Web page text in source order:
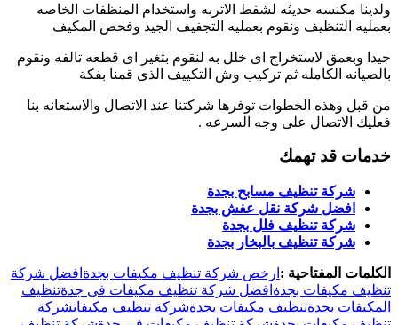
ولدينا مكنسه حديثه لشفط الاتربه واستخدام المنظفات الخاصه
بعمليه التنظيف ونقوم بعمليه التجفيف الجيد وفحص المكيف
جيدا وبعمق لاستخراج اى خلل به لنقوم بتغير اى قطعه تالفه ونقوم
بالصيانه الكامله ثم تركيب وش التكييف الذى قمنا بفكة
من قبل وهذه الخطوات توفرها شركتنا عند الاتصال والاستعانه بنا
فعليك الاتصال على وجه السرعه .
خدمات قد تهمك
شركة تنظيف مسابح بجدة
افضل شركة نقل عفش بجدة
شركة تنظيف فلل بجدة
شركة تنظيف بالبخار بجدة
الكلمات المفتاحية : ارخص شركة تنظيف مكيفات بجدة افضل شركة
تنظيف مكيفات بجدة افضل شركة تنظيف مكيفات فى جدةتنظيف
المكيفات بجدةتنظيف مكيفات بجدةشركة تنظيف مكيفاتشركة